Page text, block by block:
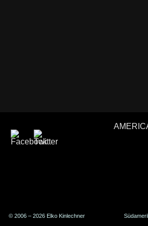
© 2006 – 2026 Elko Kinlechner